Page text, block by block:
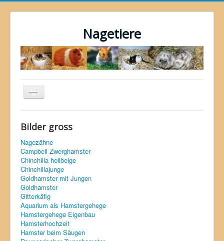
Nagetiere
Navigation
an/aus
Hamster
Zwerghamster
Meerschweinchen
Chinchilla
Ratten
Farbmäuse
Degu
Bilder gross
Nagezähne
Campbell Zwerghamster
Chinchilla hellbeige
Chinchillajunge
Goldhamster mit Jungen
Goldhamster
Gitterkäfig
Aquarium als Hamstergehege
Hamstergehege Eigenbau
Hamsterhochzeit
Hamster beim Säugen